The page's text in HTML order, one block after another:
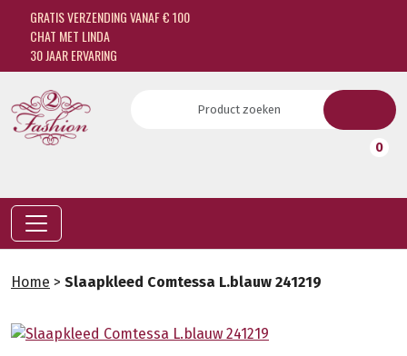
GRATIS VERZENDING VANAF € 100
CHAT MET LINDA
30 JAAR ERVARING
0
Home > Slaapkleed Comtessa L.blauw 241219